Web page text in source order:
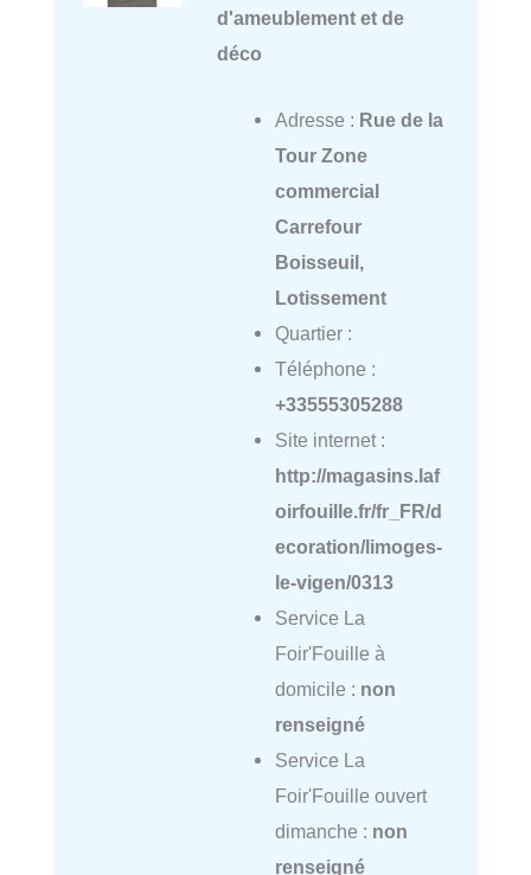
d'ameublement et de
déco
Adresse : Rue de la
Tour Zone
commercial
Carrefour
Boisseuil,
Lotissement
Quartier :
Téléphone :
+33555305288
Site internet :
http://magasins.laf
oirfouille.fr/fr_FR/d
ecoration/limoges-
le-vigen/0313
Service La
Foir'Fouille à
domicile : non
renseigné
Service La
Foir'Fouille ouvert
dimanche : non
renseigné